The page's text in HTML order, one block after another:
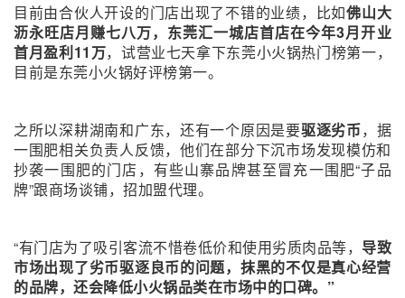
目前由合伙人开设的门店出现了不错的业绩，比如佛山大
沥永旺店月赚七八万，东莞汇一城店首店在今年3月开业
首月盈利11万，试营业七天拿下东莞小火锅热门榜第一，
目前是东莞小火锅好评榜第一。
之所以深耕湖南和广东，还有一个原因是要驱逐劣币，据
一围肥相关负责人反馈，他们在部分下沉市场发现模仿和
抄袭一围肥的门店，有些山寨品牌甚至冒充一围肥“子品
牌”跟商场谈铺，招加盟代理。
“有门店为了吸引客流不惜卷低价和使用劣质肉品等， 导致
市场出现了劣币驱逐良币的问题，抹黑的不仅是真心经营
的品牌，还会降低小火锅品类在市场中的口碑。”